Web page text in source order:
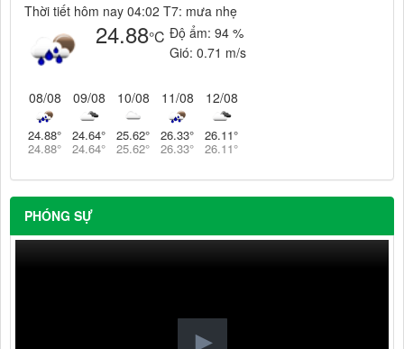
Thời tiết hôm nay 04:02 T7: mưa nhẹ
24.88°C Độ ẩm: 94 %
Gió: 0.71 m/s
08/08
24.88°
24.88°
09/08
24.64°
24.64°
10/08
25.62°
25.62°
11/08
26.33°
26.33°
12/08
26.11°
26.11°
PHÓNG SỰ